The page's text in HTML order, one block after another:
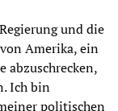
und die
Amerika, ein
abzuschrecken,
Ich bin
politischen